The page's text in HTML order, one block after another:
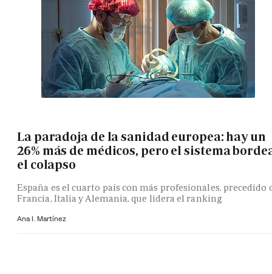
La paradoja de la sanidad europea: hay un
26% más de médicos, pero el sistema
el colapso
España es el cuarto país con más profesionales, precedido
Francia, Italia y Alemania, que lidera el ranking
Ana I. Martínez